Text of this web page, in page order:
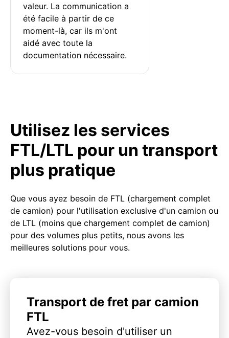
valeur. La communication a
été facile à partir de ce
moment-là, car ils m'ont
aidé avec toute la
documentation nécessaire.
Utilisez les services
FTL/LTL pour un transport
plus pratique
Que vous ayez besoin de FTL (chargement complet
de camion) pour l'utilisation exclusive d'un camion ou
de LTL (moins que chargement complet de camion)
pour des volumes plus petits, nous avons les
meilleures solutions pour vous.
Transport de fret par camion
FTL
Avez-vous besoin d'utiliser un